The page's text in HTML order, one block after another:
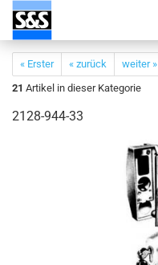
« Erster « zurück weiter »
21 Artikel in dieser Kategorie
2128-944-33